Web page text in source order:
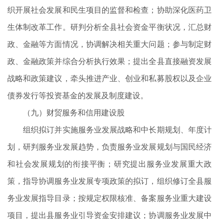
织开展社会发展和民生项目的监督和检查；协助深化医药卫
生体制改革工作。研判分析全县社会资金平衡状况，汇总财
政、金融等方面情况，协调解决相关重大问题；参与制定财
政、金融政策并综合分析执行效果；提出全县直接融资发展
战略和政策建议，牵头推进产业、创业和私募股权以及企业
债券发行等投资基金的发展及制度建设。
（九）财贸服务和信用建设股
组织拟订并实施服务业发展战略和中长期规划、年度计
划，研判服务业发展趋势，负责服务业发展规划与国民经济
和社会发展规划的衔接平衡；研究提出服务业发展重大政
策，指导协调服务业发展专项政策的拟订，组织修订全县服
务业发展指导目录；按规定权限核准、备案服务业重大建设
项目，提出县服务业引导资金安排建议；协调服务业发展中